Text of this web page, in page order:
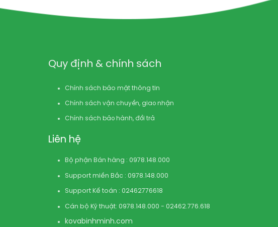
Quy định & chính sách
Chính sách bảo mật thông tin
Chính sách vận chuyển, giao nhận
Chính sách bảo hành, đổi trả
Liên hệ
Bộ phận Bán hàng : 0978.148.000
Support miền Bắc : 0978.148.000
Support Kế toán : 02462776618
Cán bộ Kỹ thuật: 0978.148.000 - 02462.776.618
kovabinhminh.com